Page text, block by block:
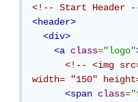
<!-- Start Header
<header>
<div>
<a
class="logo"
<!-- <img
width= "150"
<span
class=